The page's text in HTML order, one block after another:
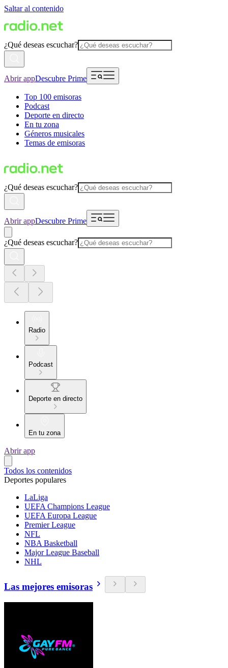
Saltar al contenido
¿Qué deseas escuchar?
Abrir appDescubre Prime
Top 100 emisoras
Podcast
Deporte en directo
En tu zona
Géneros musicales
Temas de emisoras
¿Qué deseas escuchar?
Abrir appDescubre Prime
¿Qué deseas escuchar?
Radio
Podcast
Deporte en directo
En tu zona
Abrir app
Todos los contenidos
Deportes populares
LaLiga
UEFA Champions League
UEFA Europa League
Premier League
NFL
NBA Basketball
Major League Baseball
NHL
Las mejores emisoras